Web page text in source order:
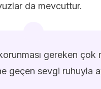
da mevcuttur.
gereken çok
geçen sevgi ruhuyla